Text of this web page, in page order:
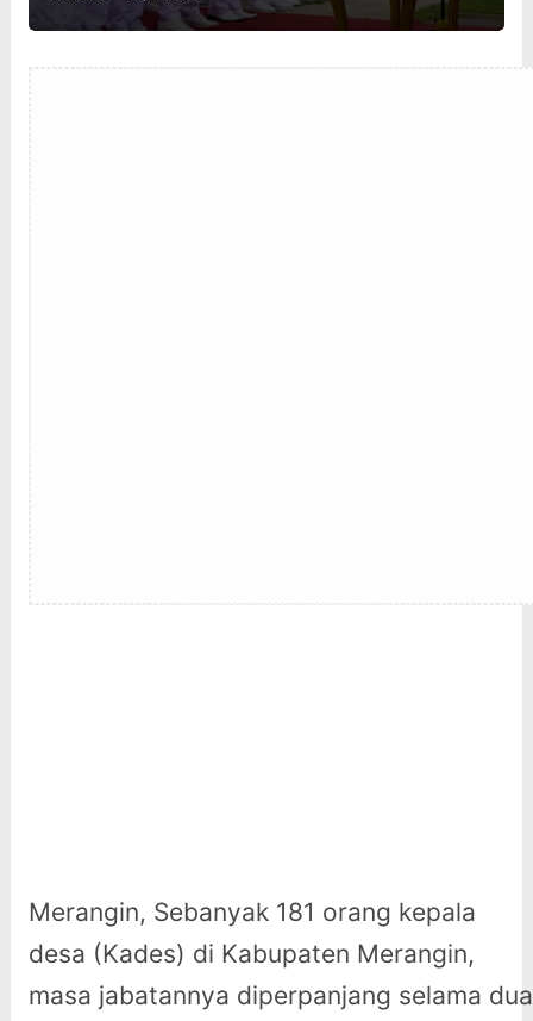
Pejabat dan Pegawai
Merangin, Sebanyak 181 orang kepala
desa (Kades) di Kabupaten Merangin,
masa jabatannya diperpanjang selama dua